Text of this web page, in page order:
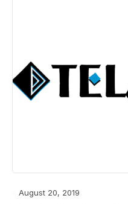
August 20, 2019